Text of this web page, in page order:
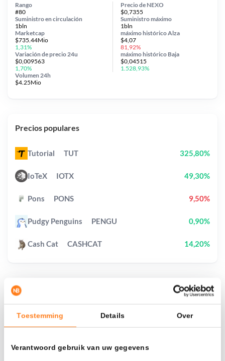
Toestemming Details Over
Verantwoord gebruik van uw gegevens
Mira cuánto valor tendrías hoy si hubieras
aplicado el dollar-cost averaging en distintas
Precio de NEXO
$0,7355
Suministro en circulación
1bln
Variación de precio 24u
$0,009563
1,70%
Suministro máximo
1bln
Marketcap
$735.44Mio
1,31%
Volumen 24h
$4.25Mio
Rango
#80
máximo históricoAlza
$4,07
81,92%
máximo histórico Baja
$0,04515
1.528,93%
Precios populares
Tutorial TUT 325,80%
IoTeX IOTX 49,30%
Pons PONS 9,50%
Pudgy Penguins PENGU 0,90%
Cash Cat CASHCAT 14,20%